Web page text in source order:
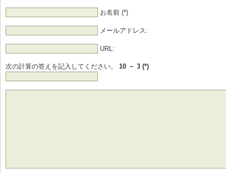
お名前 (*)
メールアドレス:
URL:
次の計算の答えを記入してください。 10 － 3 (*)